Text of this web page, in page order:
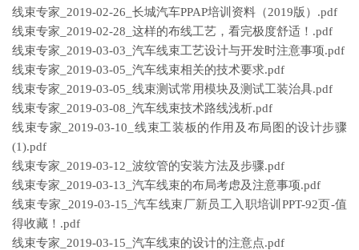
线束专家_2019-02-26_长城汽车PPAP培训资料（2019版）.pdf
线束专家_2019-02-28_这样的布线工艺，看完极度舒适！.pdf
线束专家_2019-03-03_汽车线束工艺设计与开发时注意事项.pdf
线束专家_2019-03-05_汽车线束相关的技术要求.pdf
线束专家_2019-03-05_线束测试常用模块及测试工装治具.pdf
线束专家_2019-03-08_汽车线束技术路线浅析.pdf
线束专家_2019-03-10_线束工装板的作用及布局图的设计步骤
(1).pdf
线束专家_2019-03-12_波纹管的安装方法及步骤.pdf
线束专家_2019-03-13_汽车线束的布局考虑及注意事项.pdf
线束专家_2019-03-15_汽车线束厂新员工入职培训PPT-92页-值
得收藏！.pdf
线束专家_2019-03-15_汽车线束的设计的注意点.pdf